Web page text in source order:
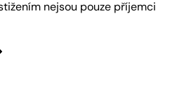
nejsou pouze příjemci